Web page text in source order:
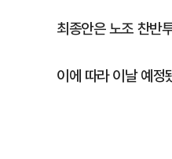
최종안은 노조 찬반
이에 따라 이날 예정